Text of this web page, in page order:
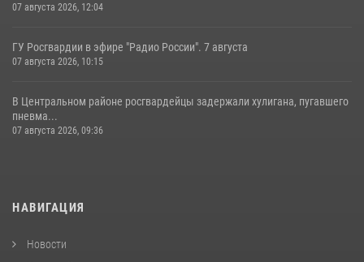
07 августа 2026, 12:04
ГУ Росгвардии в эфире "Радио России". 7 августа
07 августа 2026, 10:15
В Центральном районе росгвардейцы задержали хулигана, пугавшего
пневма...
07 августа 2026, 09:36
НАВИГАЦИЯ
Новости